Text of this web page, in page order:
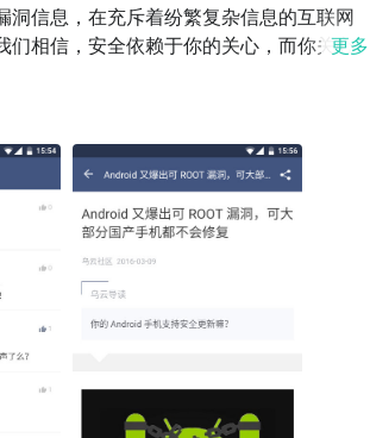
信息，在充斥着纷繁复杂信息的互联网
相信，安全依赖于你的关心，而你关心
，为你做得更好。App 反馈邮箱：
更多